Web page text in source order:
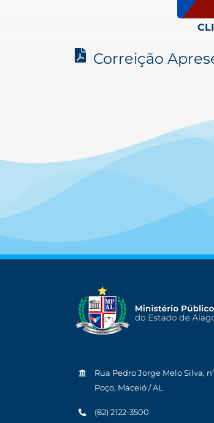
Correição
Rua Pedro Jorge Melo Silva,
Poço, Maceió / AL
(82) 2122-3500